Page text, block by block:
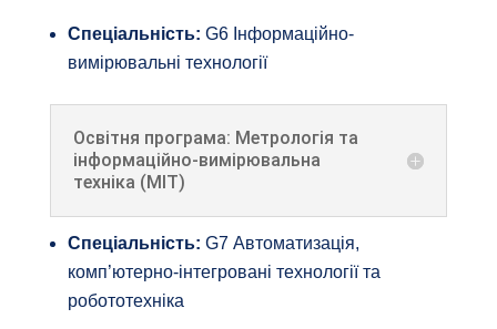
Спеціальність: G6 Інформаційно-
вимірювальні технології
Освітня програма: Метрологія та
інформаційно-вимірювальна
техніка (МІТ)
Спеціальність: G7 Автоматизація,
комп’ютерно-інтегровані технології та
робототехніка